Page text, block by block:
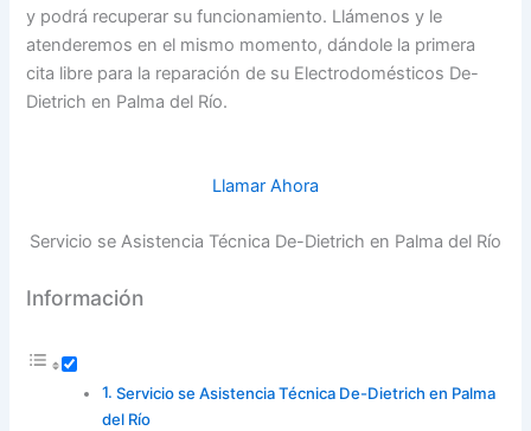
y podrá recuperar su funcionamiento. Llámenos y le
atenderemos en el mismo momento, dándole la primera
cita libre para la reparación de su Electrodomésticos De-
Dietrich en Palma del Río.
Llamar Ahora
Servicio se Asistencia Técnica De-Dietrich en Palma del Río
Información
Servicio se Asistencia Técnica De-Dietrich en Palma
del Río